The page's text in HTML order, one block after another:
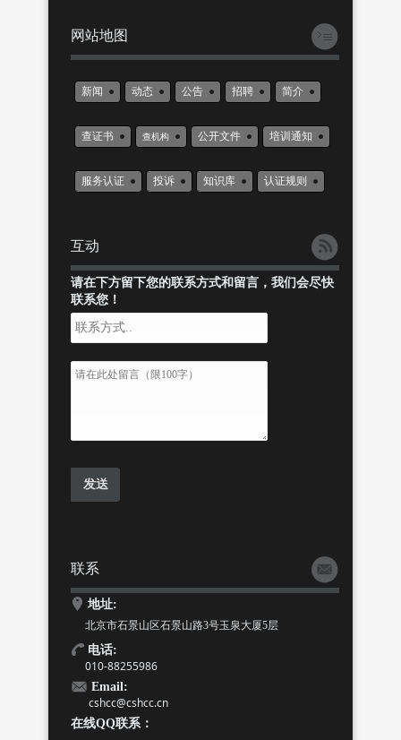
网站地图
新闻 动态 公告 招聘 简介
查证书 查机构 公开文件 培训通知
服务认证 投诉 知识库 认证规则
互动
请在下方留下您的联系方式和留言，我们会尽快
联系您！
联系
地址:
北京市石景山区石景山路3号玉泉大厦5层
电话:
010-88255986
Email:
cshcc@cshcc.cn
在线QQ联系：